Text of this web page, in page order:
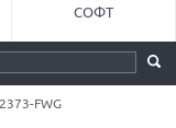
СОФТ
FWG